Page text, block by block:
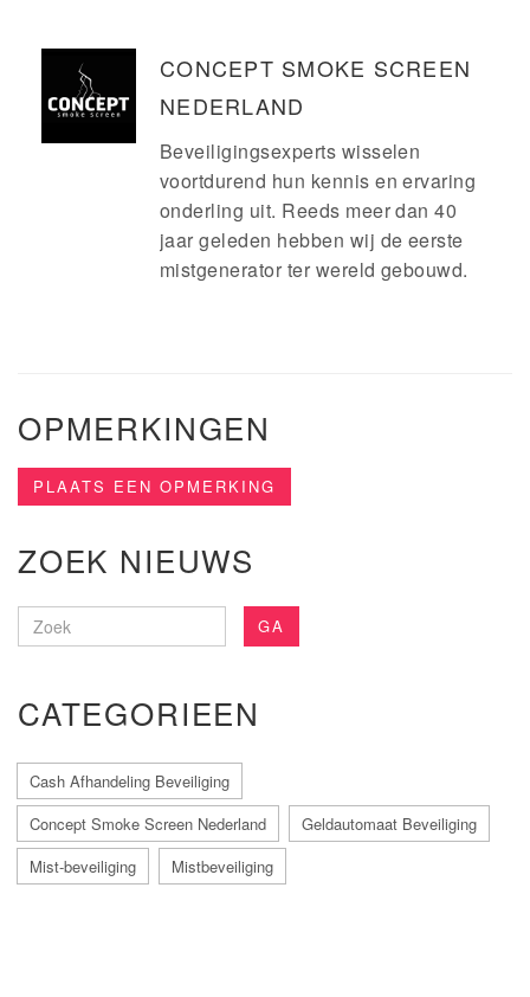
CONCEPT SMOKE SCREEN
NEDERLAND
Beveiligingsexperts wisselen
voortdurend hun kennis en ervaring
onderling uit. Reeds meer dan 40
jaar geleden hebben wij de eerste
mistgenerator ter wereld gebouwd.
OPMERKINGEN
PLAATS EEN OPMERKING
ZOEK NIEUWS
GA
CATEGORIEEN
Cash Afhandeling Beveiliging
Concept Smoke Screen Nederland
Geldautomaat Beveiliging
Mist-beveiliging
Mistbeveiliging